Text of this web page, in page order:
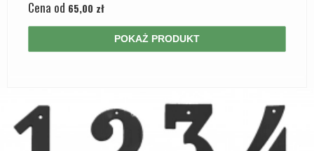
Cena od 65,00 zł
POKAŻ PRODUKT